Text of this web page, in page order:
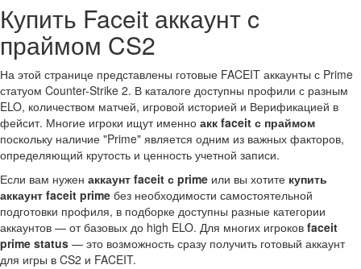
Купить Faceit аккаунт c
праймом CS2
На этой странице представлены готовые FACEIT аккаунты с Prime
статуом Counter-Strike 2. В каталоге доступны профили с разным
ELO, количеством матчей, игровой историей и Верификацией в
фейсит. Многие игроки ищут именно акк faceit с праймом
поскольку наличие "Prime" является одним из важных факторов,
определяющий крутость и ценность учетной записи.
Если вам нужен аккаунт faceit с prime или вы хотите купить
аккаунт faceit prime без необходимости самостоятельной
подготовки профиля, в подборке доступны разные категории
аккаунтов — от базовых до high ELO. Для многих игроков faceit
prime status — это возможность сразу получить готовый аккаунт
для игры в CS2 и FACEIT.